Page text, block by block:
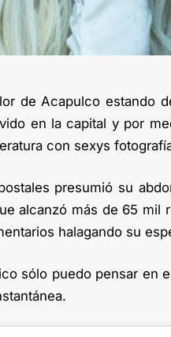
de Acapulco estando
en la capital y por
con sexys
presumió su
alcanzó más de 65 mil
halagando su
sólo puedo pensar en